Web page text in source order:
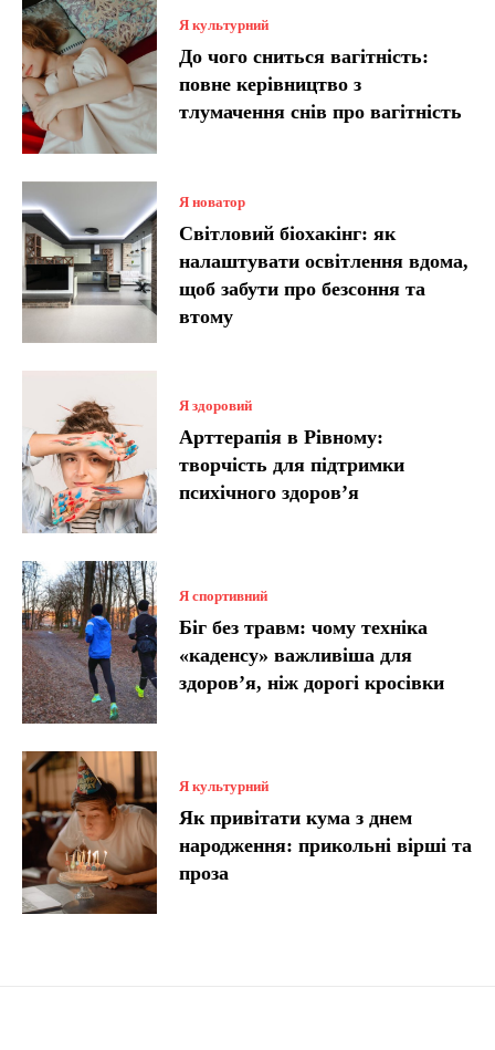
Я культурний
До чого сниться вагітність:
повне керівництво з
тлумачення снів про вагітність
Я новатор
Світловий біохакінг: як
налаштувати освітлення вдома,
щоб забути про безсоння та
втому
Я здоровий
Арттерапія в Рівному:
творчість для підтримки
психічного здоров’я
Я спортивний
Біг без травм: чому техніка
«каденсу» важливіша для
здоров’я, ніж дорогі кросівки
Я культурний
Як привітати кума з днем
народження: прикольні вірші та
проза